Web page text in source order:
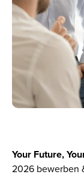
Your Future,
2026 bewerben